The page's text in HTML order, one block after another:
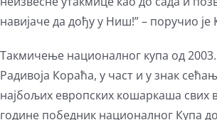
навијаче да дођу у Ниш!” – поручио је
Такмичење националног купа од
Радивоја Кораћа, у част и у знак
најбољих европских кошаркаша свих
године победник националног Купа